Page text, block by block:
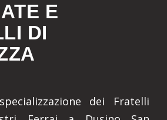
E
DI
dei Fratelli